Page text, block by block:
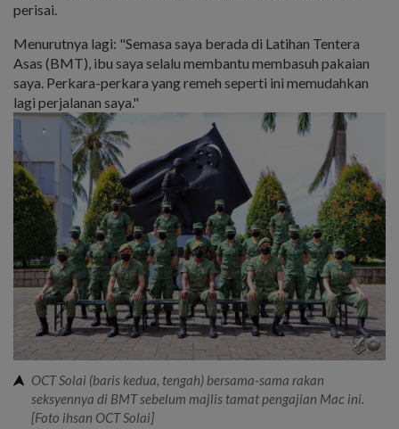
perisai.
Menurutnya lagi: "Semasa saya berada di Latihan Tentera
Asas (BMT), ibu saya selalu membantu membasuh pakaian
saya. Perkara-perkara yang remeh seperti ini memudahkan
lagi perjalanan saya."
OCT Solai (baris kedua, tengah) bersama-sama rakan
seksyennya di BMT sebelum majlis tamat pengajian Mac ini.
[Foto ihsan OCT Solai]